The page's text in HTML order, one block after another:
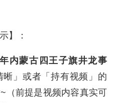
】：
内蒙古四王子旗井龙事
」或者「持有视频」的
（前提是视频内容真实可